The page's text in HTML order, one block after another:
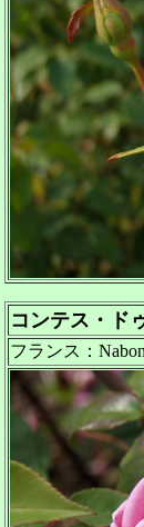
コンテス・ド
フランス：